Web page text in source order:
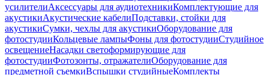
усилителиАксессуары для аудиотехникиКомплектующие для
акустикиАкустические кабелиПодставки, стойки для
акустикиСумки, чехлы для акустикиОборудование для
фотостудииКольцевые лампыФоны для фотостудииСтудийное
освещениеНасадки светоформирующие для
фотостудииФотозонты, отражателиОборудование для
предметной съемкиВспышки студийныеКомплекты